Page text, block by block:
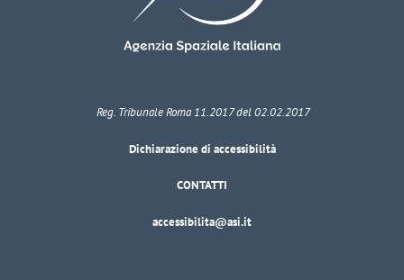
Reg. Tribunale Roma 11.2017 del 02.02.2017
Dichiarazione di accessibilità
CONTATTI
accessibilita@asi.it